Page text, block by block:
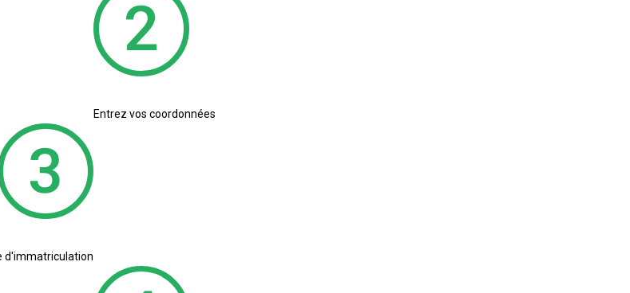
Entrez vos coordonnées
d'immatriculation